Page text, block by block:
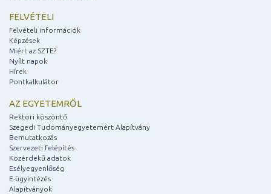
FELVÉTELI
Felvételi információk
Képzések
Miért az SZTE?
Nyílt napok
Hírek
Pontkalkulátor
AZ EGYETEMRŐL
Rektori köszöntő
Szegedi Tudományegyetemért Alapítvány
Bemutatkozás
Szervezeti felépítés
Közérdekű adatok
Esélyegyenlőség
E-ügyintézés
Alapítványok